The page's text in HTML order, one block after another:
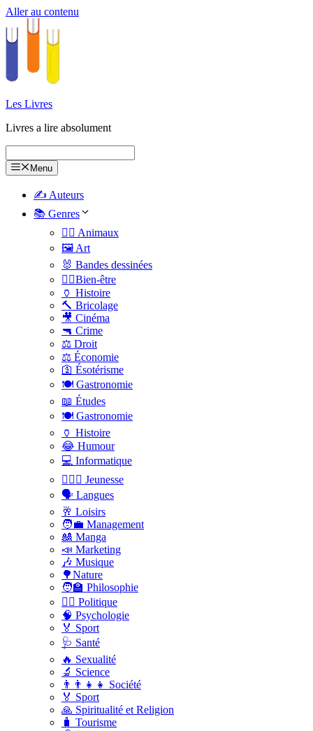
Aller au contenu
Les Livres
Livres a lire absolument
Menu
✍️ Auteurs
📚 Genres
🐕‍🦺 Animaux
🖼️ Art
🐰 Bandes dessinées
🧑‍⚕️Bien-être
🏺 Histoire
🔨 Bricolage
🎥 Cinéma
🔫 Crime
⚖️ Droit
⚖️ Économie
🛐 Ésotérisme
🍽️ Gastronomie
📖 Études
🍽️ Gastronomie
🏺 Histoire
😂 Humour
💻 Informatique
🤸🏽‍♀️ Jeunesse
🗣 Langues
🥂 Loisirs
🧑‍💼 Management
🎎 Manga
📣 Marketing
🎶 Musique
🌳Nature
🧑‍🏫 Philosophie
👨‍⚖️ Politique
🧠 Psychologie
🏅 Sport
🩺 Santé
🔥 Sexualité
🔬 Science
👨‍👨‍👧‍👧 Société
🏅 Sport
🙏 Spiritualité et Religion
🧳 Tourisme